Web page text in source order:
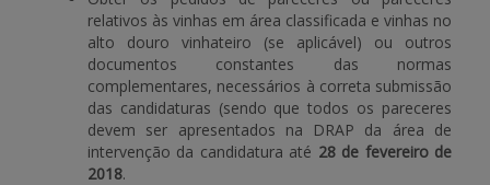
relativos às vinhas em área classificada e vinhas no
alto douro vinhateiro (se aplicável) ou outros
documentos constantes das normas
complementares, necessários à correta submissão
das candidaturas (sendo que todos os pareceres
devem ser apresentados na DRAP da área de
intervenção da candidatura até 28 de fevereiro de
2018.